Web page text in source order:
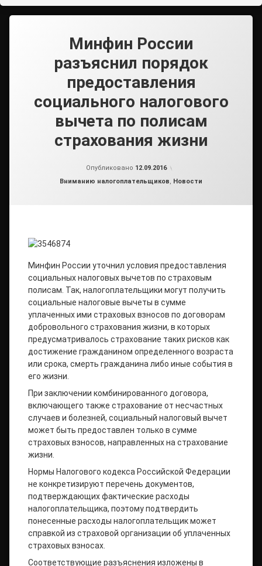
Минфин России
разъяснил порядок
предоставления
социального налогового
вычета по полисам
страхования жизни
Опубликовано 12.09.2016
Рубрики:
Вниманию налогоплательщиков, Новости
Минфин России уточнил условия предоставления
социальных налоговых вычетов по страховым
полисам. Так, налогоплательщики могут получить
социальные налоговые вычеты в сумме
уплаченных ими страховых взносов по договорам
добровольного страхования жизни, в которых
предусматривалось страхование таких рисков как
достижение гражданином определенного возраста
или срока, смерть гражданина либо иные события в
его жизни.
При заключении комбинированного договора,
включающего также страхование от несчастных
случаев и болезней, социальный налоговый вычет
может быть предоставлен только в сумме
страховых взносов, направленных на страхование
жизни.
Нормы Налогового кодекса Российской Федерации
не конкретизируют перечень документов,
подтверждающих фактические расходы
налогоплательщика, поэтому подтвердить
понесенные расходы налогоплательщик может
справкой из страховой организации об уплаченных
страховых взносах.
Соответствующие разъяснения изложены в